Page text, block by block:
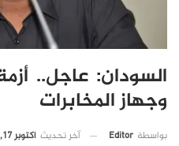
السودان: عاجل..
وجهاز المخابرات
بواسطة Editor آخر تحديث أكتوبر 17, 2020